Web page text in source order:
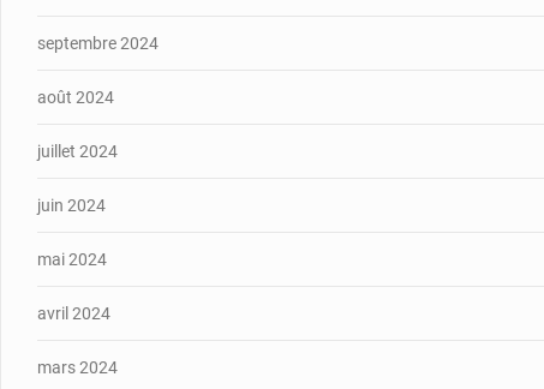
septembre 2024
août 2024
juillet 2024
juin 2024
mai 2024
avril 2024
mars 2024